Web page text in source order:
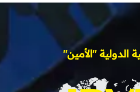
الدولية "الأمين"